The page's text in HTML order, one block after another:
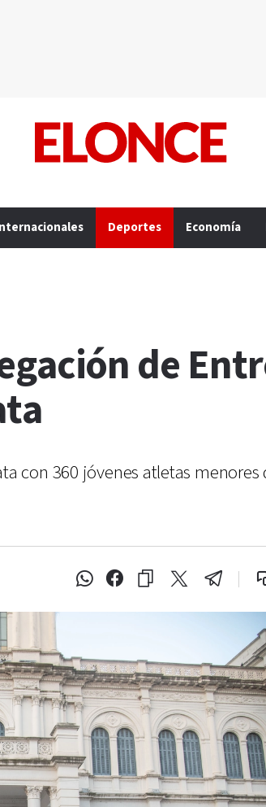
Deportes Economía
de
con 360 jóvenes atletas